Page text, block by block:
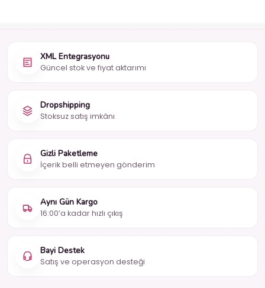
XML Entegrasyonu
Güncel stok ve fiyat aktarımı
Dropshipping
Stoksuz satış imkânı
Gizli Paketleme
İçerik belli etmeyen gönderim
Aynı Gün Kargo
16:00’a kadar hızlı çıkış
Bayi Destek
Satış ve operasyon desteği